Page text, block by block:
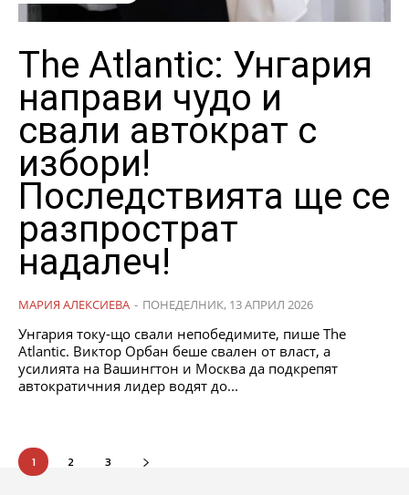
The Atlantic: Унгария
направи чудо и
свали автократ с
избори!
Последствията ще се
разпрострат
надалеч!
МАРИЯ АЛЕКСИЕВА - ПОНЕДЕЛНИК, 13 АПРИЛ 2026
Унгария току-що свали непобедимите, пише The
Atlantic. Виктор Орбан беше свален от власт, а
усилията на Вашингтон и Москва да подкрепят
автократичния лидер водят до...
1 2 3